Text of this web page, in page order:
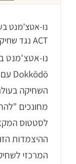
ACT נגד שחיקה
נו-אטצ'מנט
השחיקה
מחונכים
לסטטוס
המרכזי